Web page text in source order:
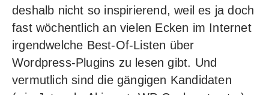
deshalb nicht so inspirierend, weil es ja doch
fast wöchentlich an vielen Ecken im Internet
irgendwelche Best-Of-Listen über
Wordpress-Plugins zu lesen gibt. Und
vermutlich sind die gängigen Kandidaten